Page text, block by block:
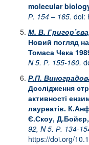
molecular
Р. 154 – 165. doi:
М. В.
Новий погляд
Томаса Чека
N5. Р. 155-160.
Р.П.
Дослідження
активності
лауреатів.
Є.Скоу,
92, N5. Р. 134-
https://doi.org/